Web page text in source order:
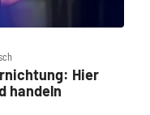
Hier
handeln